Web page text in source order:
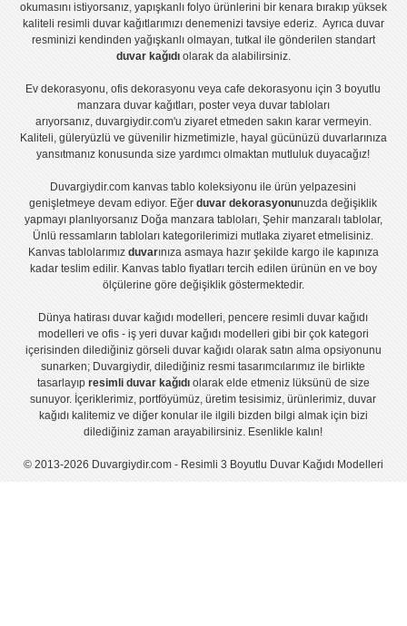
okumasını istiyorsanız, yapışkanlı folyoürünlerini bir kenara bırakıp yüksek
kaliteli resimli duvar kağıtlarımızı denemenizi tavsiye ederiz. Ayrıca duvar
resminizi kendinden yağışkanlı olmayan, tutkal ile gönderilen standart
duvar kağıdıolarak da alabilirsiniz.
Ev dekorasyonu,ofis dekorasyonu veyacafe dekorasyonu için3 boyutlu
manzara duvar kağıtları, posterveya duvar tabloları
arıyorsanız, duvargiydir.com'u ziyaret etmeden sakın karar vermeyin.
Kaliteli, güleryüzlü ve güvenilir hizmetimizle, hayal gücünüzü duvarlarınıza
yansıtmanız konusunda size yardımcı olmaktan mutluluk duyacağız!
Duvargiydir.com kanvas tablo koleksiyonu ile ürün yelpazesini
genişletmeye devam ediyor. Eğerduvar dekorasyonunuzda değişiklik
yapmayı planlıyorsanız Doğa manzara tabloları, Şehir manzaralı tablolar,
Ünlü ressamların tabloları kategorilerimizi mutlaka ziyaret etmelisiniz.
Kanvas tablolarımız duvarınıza asmaya hazır şekilde kargo ile kapınıza
kadar teslim edilir. Kanvas tablo fiyatlarıtercih edilen ürünün en ve boy
ölçülerine göre değişiklik göstermektedir.
Dünya hatirası duvar kağıdı modelleri,pencere resimli duvar kağıdı
modelleri ve ofis - iş yeri duvar kağıdı modelleri gibi bir çok kategori
içerisinden dilediğiniz görseli duvar kağıdı olarak satın alma opsiyonunu
sunarken; Duvargiydir, dilediğiniz resmi tasarımcılarımız ile birlikte
tasarlayıp resimli duvar kağıdıolarak elde etmeniz lüksünü de size
sunuyor. İçeriklerimiz, portföyümüz, üretim tesisimiz, ürünlerimiz, duvar
kağıdı kalitemiz ve diğer konular ile ilgili bizden bilgi almak için bizi
dilediğiniz zaman arayabilirsiniz. Esenlikle kalın!
© 2013-2026 Duvargiydir.com - Resimli 3 Boyutlu Duvar Kağıdı Modelleri